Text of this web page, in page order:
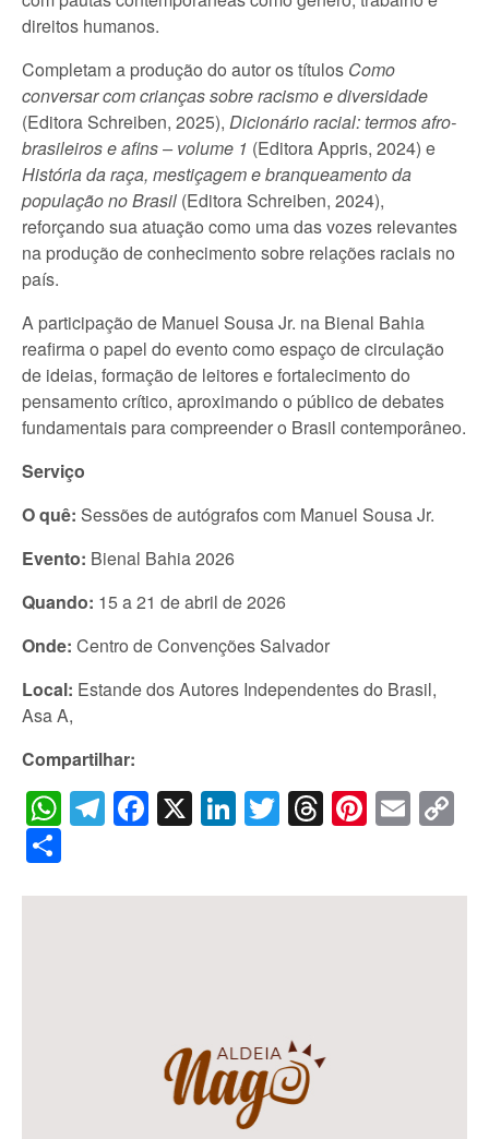
direitos humanos.
Completam a produção do autor os títulos Como
conversar com crianças sobre racismo e diversidade
(Editora Schreiben, 2025), Dicionário racial: termos afro-
brasileiros e afins – volume 1 (Editora Appris, 2024) e
História da raça, mestiçagem e branqueamento da
população no Brasil (Editora Schreiben, 2024),
reforçando sua atuação como uma das vozes relevantes
na produção de conhecimento sobre relações raciais no
país.
A participação de Manuel Sousa Jr. na Bienal Bahia
reafirma o papel do evento como espaço de circulação
de ideias, formação de leitores e fortalecimento do
pensamento crítico, aproximando o público de debates
fundamentais para compreender o Brasil contemporâneo.
Serviço
O quê: Sessões de autógrafos com Manuel Sousa Jr.
Evento: Bienal Bahia 2026
Quando: 15 a 21 de abril de 2026
Onde: Centro de Convenções Salvador
Local: Estande dos Autores Independentes do Brasil,
Asa A,
Compartilhar:
WhatsApp
Telegram
Facebook
X LinkedIn
Twitter
Threads